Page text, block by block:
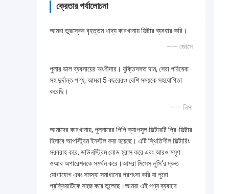
ক্রেতার পর্যালোচনা
আমরা তুরস্কের বৃহত্তম খাদ্য কারখানায় ফিল্টার ব্যবহার করি।
—— জোসে
পুলার ভাল ব্যবসায়ের অংশীদার। যুক্তিসঙ্গত দাম, সেরা পরিষেবা
সহ দুর্দান্ত পণ্য, আমরা 5 বছরেরও বেশি সময়কে সহযোগিতা
করেছি।
—— নিসা
আমাদের কারখানায়, পুলনারের পিপি ক্যাপসুল ফিল্টারটি প্রি-ফিল্টার
হিসাবে আপস্ট্রিম ইনস্টল করা হয়েছে। এটি স্থিতিশীল ফিল্টারিং
সরবরাহ করে, ডাউনস্ট্রিম লোড হ্রাস করে এবং আরও মসৃণ
ওআর অপারেশনকে সমর্থন করে।আমরা মিসেস লুসি'র দ্রুত
যোগাযোগ এবং সমস্যা সমাধানের প্রশংসা করি যা পুরো
প্রক্রিয়াটিকে সহজ করে তুলেছে।আমরা এই পণ্য ব্যবহার